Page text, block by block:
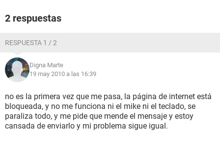
2 respuestas
RESPUESTA 1 / 2
Digna Marte
19 may 2010 a las 16:39
no es la primera vez que me pasa, la página de internet está
bloqueada, y no me funciona ni el mike ni el teclado, se
paraliza todo, y me pide que mende el mensaje y estoy
cansada de enviarlo y mi problema sigue igual.